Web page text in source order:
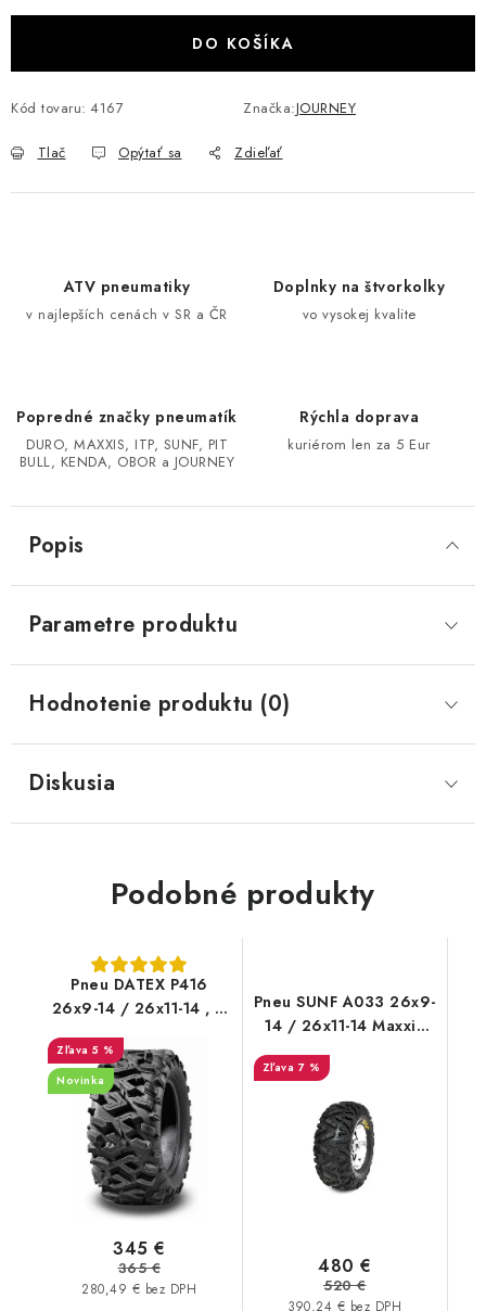
YAMAHA GRIZZLY 550/660/700
SUZUKI KINGQUAD 700/750 LTA
CAN AM OUTLANDER 570/650/800/1000
CF MOTO 800/850 GLADIATOR X8
POLARIS SPORTSMAN RZR 1000
TGB BLADE 600/1000 LT LTX
SEGWAY SNARLER AT6 AT5
Podmienky ochrany osobných údajov
Všeobecné obchodné podmienky
Reklamačný poriadok - formulár
Kontakt
DO KOŠÍKA
Kód tovaru: 4167 Značka:JOURNEY
Tlač Opýtať sa Zdieľať
ATV pneumatiky
v najlepších cenách v SR a ČR
Doplnky na štvorkolky
vo vysokej kvalite
Popredné značky pneumatík
DURO, MAXXIS, ITP, SUNF, PIT
BULL, KENDA, OBOR a JOURNEY
Rýchla doprava
kuriérom len za 5 Eur
Popis
Parametre produktu
Hodnotenie produktu (0)
Diskusia
Podobné produkty
Pneu DATEX P416
26x9-14 / 26x11-14 , 6
PR ITP TERRACROSS
5 %
Novinka
280,49 € bez DPH
345 €
365 €
Pneu SUNF A033 26x9-
14 / 26x11-14 Maxxis
Bighorn dezén
7 %
390,24 € bez DPH
480 €
520 €